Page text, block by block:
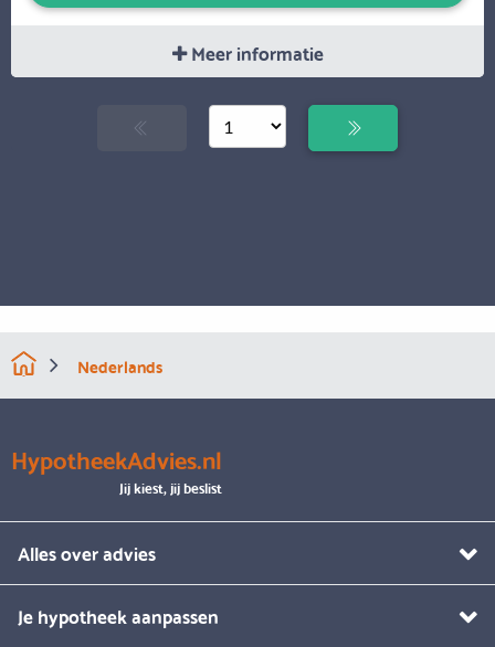
Meer informatie
Nederlands
HypotheekAdvies.nl
Jij kiest, jij beslist
Alles over advies
Je hypotheek aanpassen